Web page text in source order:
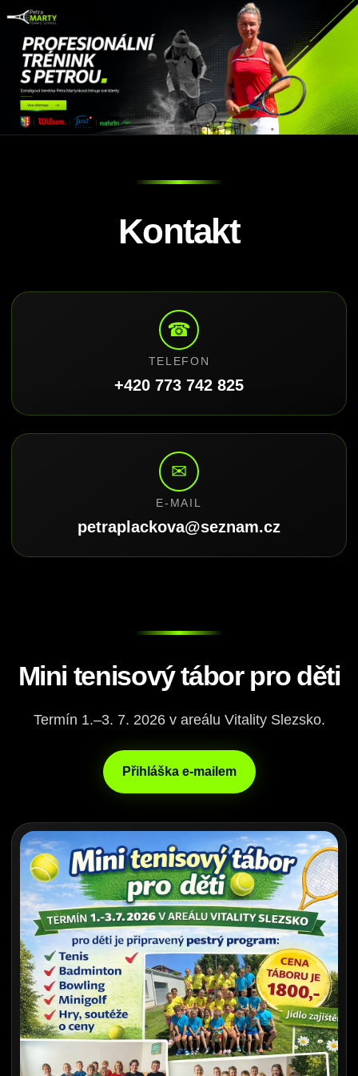
Kontakt
☎
TELEFON
+420 773 742 825
✉
E-MAIL
petraplackova@seznam.cz
Mini tenisový tábor pro děti
Termín 1.–3. 7. 2026 v areálu Vitality Slezsko.
Přihláška e-mailem